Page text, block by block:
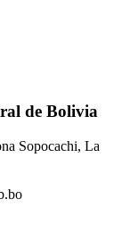
de Bolivia
Sopocachi, La